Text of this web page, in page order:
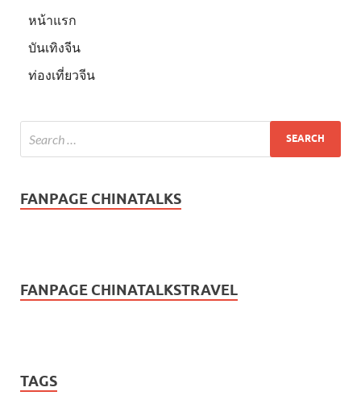
หน้าแรก
บันเทิงจีน
ท่องเที่ยวจีน
FANPAGE CHINATALKS
FANPAGE CHINATALKSTRAVEL
TAGS